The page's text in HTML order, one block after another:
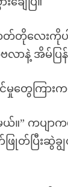
တ်တိုလေးကိုပ
ာနဲ့ အိမ်ပြ
တွေကြား
ယ်။” ကပျာက
ြုတ်ပြီးဆွဲခ